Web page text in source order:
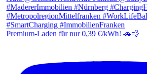
Premium-Laden für nur 0,39 €/kWh! 🚗💨